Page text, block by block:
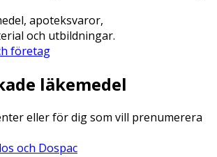
apoteksvaror,
och utbildningar.
företag
läkemedel
eller för dig som vill prenumerera
och Dospac